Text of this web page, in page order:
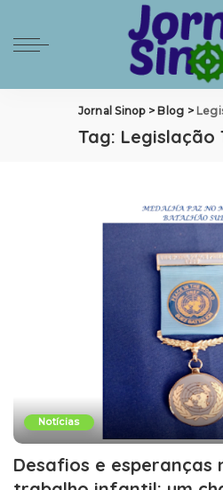
Jornal Sinop> Blog >
Tag: Legislação
Notícias
Desafios e